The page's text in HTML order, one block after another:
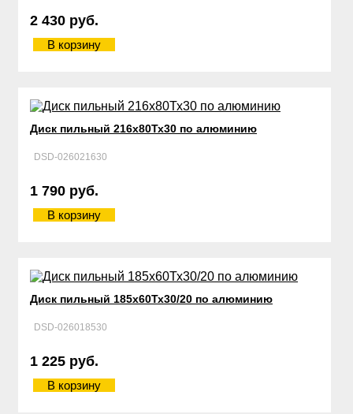
2 430 руб.
В корзину
Диск пильный 216х80Тх30 по алюминию
DSD-026021630
1 790 руб.
В корзину
Диск пильный 185х60Тх30/20 по алюминию
DSD-026018530
1 225 руб.
В корзину